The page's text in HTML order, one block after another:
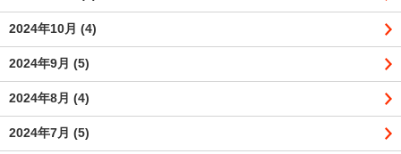
2024年10月 (4)
2024年9月 (5)
2024年8月 (4)
2024年7月 (5)